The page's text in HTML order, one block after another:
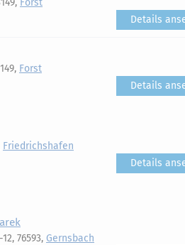
Forst
Details
Forst
Details
Friedrichshafen
Details
76593, Gernsbach